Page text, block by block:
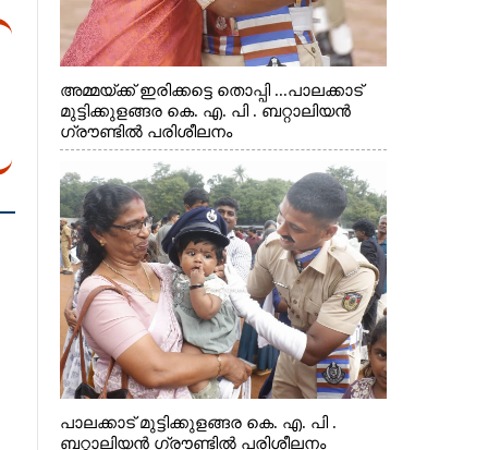
അമ്മയ്ക്ക് ഇരിക്കട്ടെ തൊപ്പി ...പാലക്കാട്
മുട്ടിക്കുളങ്ങര കെ. എ. പി . ബറ്റാലിയൻ
ഗ്രൗണ്ടിൽ പരിശീലനം
പാലക്കാട് മുട്ടിക്കുളങ്ങര കെ. എ. പി .
ബറ്റാലിയൻ ഗ്രൗണ്ടിൽ പരിശീലനം